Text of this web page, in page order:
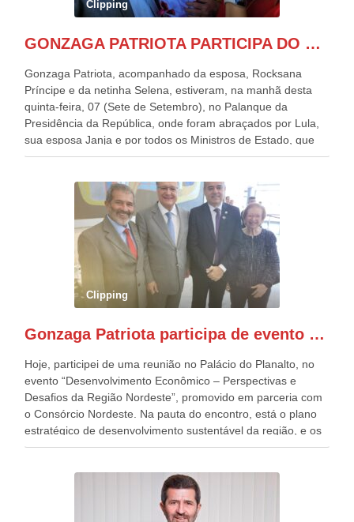
Clipping
GONZAGA PATRIOTA PARTICIPA DO DESFILE DA INDEPENDÊNCIA NO PALANQUE DA PRESIDÊNCIA DA REPÚBLICA E É ABRAÇADO POR LULA E POR GERALDO ALCKMIN.
Gonzaga Patriota, acompanhado da esposa, Rocksana
Príncipe e da netinha Selena, estiveram, na manhã desta
quinta-feira, 07 (Sete de Setembro), no Palanque da
Presidência da República, onde foram abraçados por Lula,
sua esposa Janja e por todos os Ministros de Estado, que
estavam presentes, nos Desfiles da Independência da
outros desfiles, na Esplanada dos Ministérios, disse ter sido
o deste ano, o maior e o mais organizado de todos. “Há
quatro décadas, como Patriota até no nome, participo
anualmente dos desfiles de Sete de Setembro, na
Esplanada dos Ministérios, em Brasília. Este ano, o governo
preparou espaços com cadeiras e coberturas, para 30.000
pessoas, só que o número de Patriotas Brasileiros
Independentes, dobrou na Esplanada. Eu, Lula e os
Patriota.
Clipping
Gonzaga Patriota participa de evento em prol do desenvolvimento do Nordeste
Hoje, participei de uma reunião no Palácio do Planalto, no
evento “Desenvolvimento Econômico – Perspectivas e
Desafios da Região Nordeste”, promovido em parceria com
o Consórcio Nordeste. Na pauta do encontro, está o plano
estratégico de desenvolvimento sustentável da região, e os
desafios para a elaboração de políticas públicas, que
evento contou com a presença do Vice-presidente Geraldo
Alckmin, que também ocupa o Ministério do
Desenvolvimento, Indústria, Comércio e Serviços, o ex